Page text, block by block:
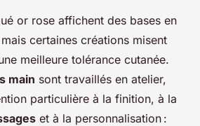
or rose affichent des bases en
certaines créations misent
meilleure tolérance cutanée.
main sont travaillés en atelier,
particulière à la finition, à la
et à la personnalisation :